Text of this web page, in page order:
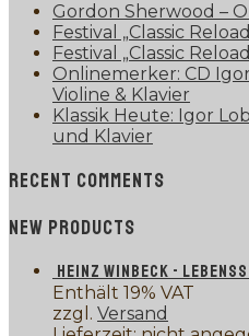
Gordon Sherwood –
Festival „Classic
Festival „Classic
Onlinemerker: CD
Violine & Klavier
Klassik Heute: Igor
und Klavier
RECENT COMMENTS
NEW PRODUCTS
HEINZ WINBECK -
Enthält 19% VAT
zzgl. Versand